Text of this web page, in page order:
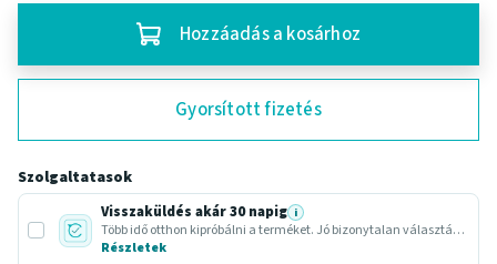
Hozzáadás a kosárhoz
Gyorsított fizetés
Szolgaltatasok
Visszaküldés akár 30 napig i
Több idő otthon kipróbálni a terméket. Jó bizonytalan választásnál vagy ajándéknál.
Részletek